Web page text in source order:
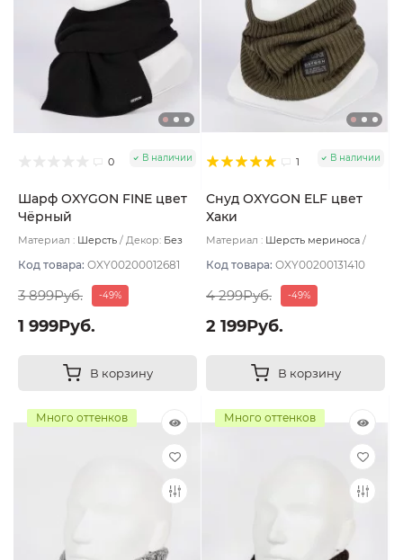
0 В наличии
Шарф OXYGON FINE цвет
Чёрный
Материал : Шерсть Декор: Без
Код товара: OXY00200012681
3 899Руб. -49%
1 999Руб.
В корзину
1 В наличии
Снуд OXYGON ELF цвет
Хаки
Материал : Шерсть мериноса
Код товара: OXY00200131410
4 299Руб. -49%
2 199Руб.
В корзину
Много оттенков Много оттенков